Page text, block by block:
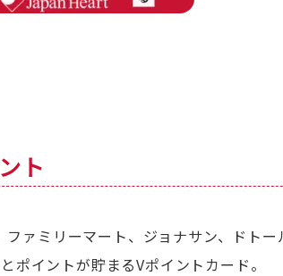
ト
ファミリーマート、ジョナサン、ドト
ポイントが貯まるVポイントカード。